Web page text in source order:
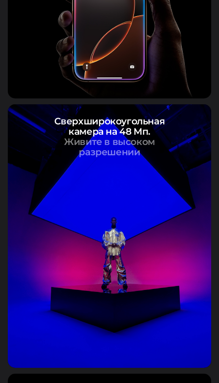
Сверхширокоугольная
камера на 48 Мп.
Живите в высоком
разрешении